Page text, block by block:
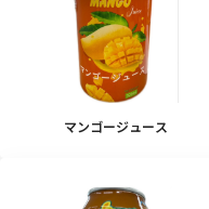
マンゴージュース